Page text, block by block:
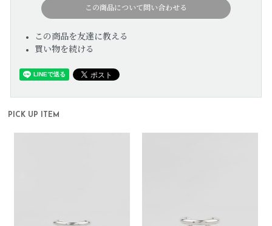
この商品について問い合わせる
この商品を友達に教える
買い物を続ける
PICK UP ITEM